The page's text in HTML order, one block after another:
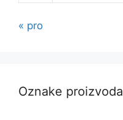
« pro
Oznake proizvoda